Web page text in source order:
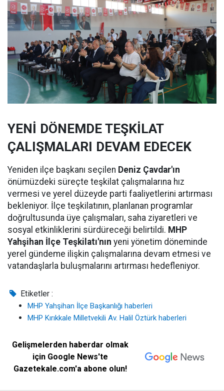
YENİ DÖNEMDE TEŞKİLAT
ÇALIŞMALARI DEVAM EDECEK
Yeniden ilçe başkanı seçilen Deniz Çavdar'ın
önümüzdeki süreçte teşkilat çalışmalarına hız
vermesi ve yerel düzeyde parti faaliyetlerini artırması
bekleniyor. İlçe teşkilatının, planlanan programlar
doğrultusunda üye çalışmaları, saha ziyaretleri ve
sosyal etkinliklerini sürdüreceği belirtildi. MHP
Yahşihan İlçe Teşkilatı'nın yeni yönetim döneminde
yerel gündeme ilişkin çalışmalarına devam etmesi ve
vatandaşlarla buluşmalarını artırması hedefleniyor.
Etiketler :
MHP Yahşihan İlçe Başkanlığı haberleri
MHP Kırıkkale Milletvekili Av. Halil Öztürk haberleri
Gelişmelerden haberdar olmak
için Google News'te
Gazetekale.com'a abone olun!